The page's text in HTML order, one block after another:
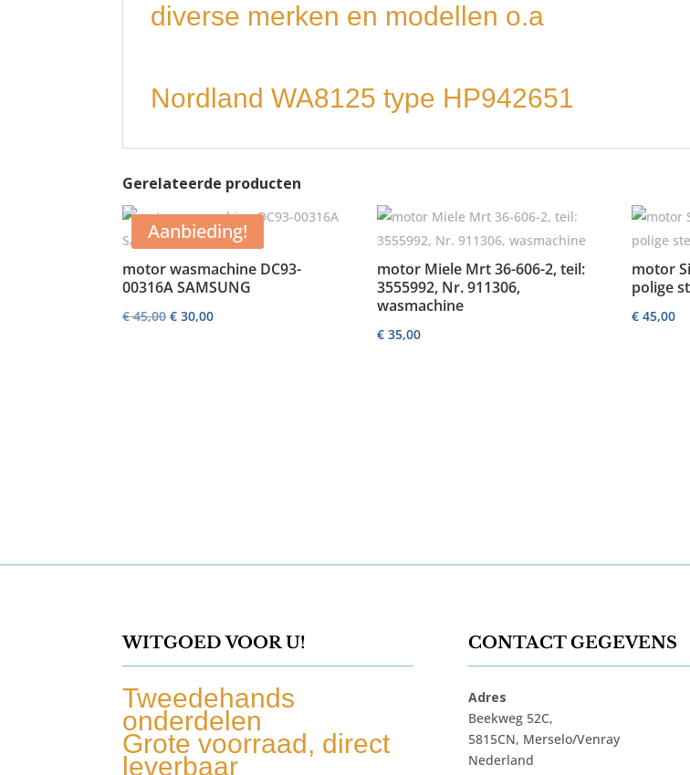
diverse merken en modellen o.a
Nordland WA8125 type HP942651
Gerelateerde producten
Aanbieding!
motor wasmachine DC93-
00316A SAMSUNG
€45,00Oorspronkelijke
€ 30,00Huidige
motor Miele Mrt 36-606-2, teil:
3555992, Nr. 911306,
wasmachine
€ 35,00
motor
polige
€ 45,00
WITGOED VOOR U!
Tweedehands
onderdelen
Grote voorraad, direct
leverbaar
CONTACT GEGEVENS
Adres
Beekweg 52C,
5815CN, Merselo/Venray
Nederland